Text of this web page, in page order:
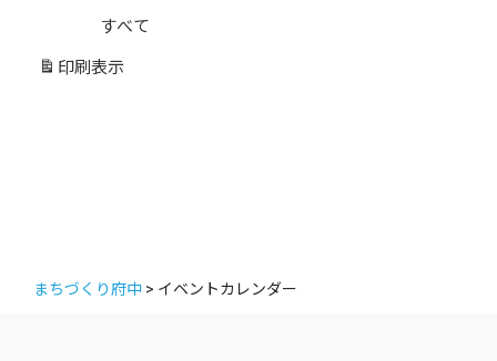
ゴ
リ
すべて
印刷 表示
まちづくり府中 > イベントカレンダー